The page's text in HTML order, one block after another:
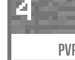
4